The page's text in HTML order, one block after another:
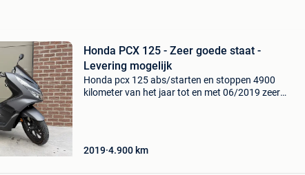
Honda PCX 125 - Zeer goede staat -
Levering mogelijk
Honda pcx 125 abs/starten en stoppen 4900
kilometer van het jaar tot en met 06/2019 zeer
2019 4.900 km